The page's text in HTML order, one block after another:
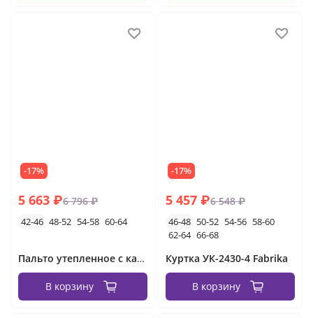
-17%
5 663 ₽6 796 ₽
42-46 48-52 54-58 60-64
Пальто утепленное с капюшоном УК- 5672 Fabrika
В корзину
-17%
5 457 ₽6 548 ₽
46-48 50-52 54-56 58-60
62-64 66-68
Куртка УК-2430-4 Fabrika
В корзину